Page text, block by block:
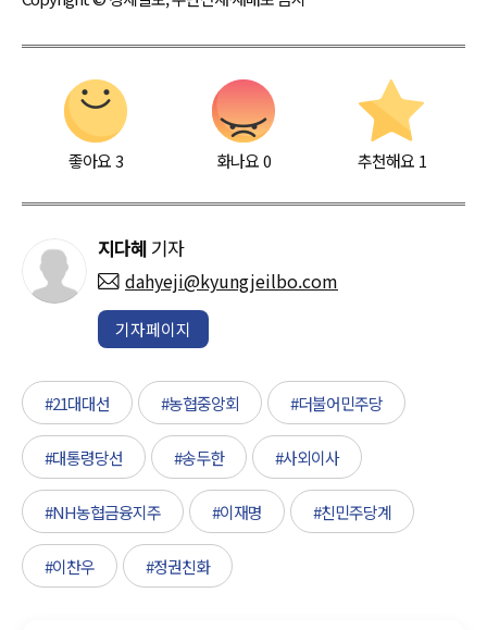
좋아요3 화나요0 추천해요 1
지다혜 기자
dahyeji@kyungjeilbo.com
기자페이지
#21대대선 #농협중앙회 #더불어민주당
#대통령당선 #송두한 #사외이사
#NH농협금융지주 #이재명 #친민주당계
#이찬우 #정권친화